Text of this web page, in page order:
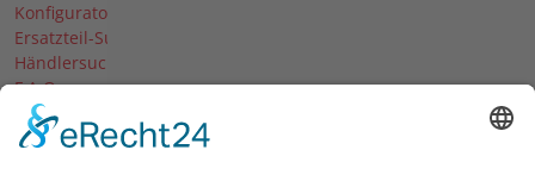
Konfigurator
Ersatzteil-Suche
Händlersuche
F.A.Q.
Downloads
Forum